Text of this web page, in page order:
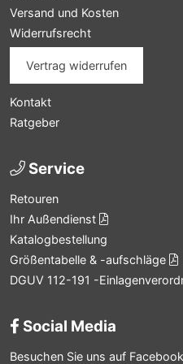
Versand und Kosten
Widerrufsrecht
Vertrag widerrufen
Kontakt
Ratgeber
Service
Retouren
Ihr Außendienst
Katalogbestellung
Größentabelle & -aufschläge
DGUV 112-191 -
Social Media
Besuchen Sie uns auf Facebook